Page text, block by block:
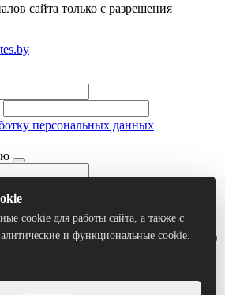
сайта только с разрешения
персональных данных
персональных данных
Умный поиск(тестовый режим)
cookie для работы сайта, а также с
и функциональные cookie.